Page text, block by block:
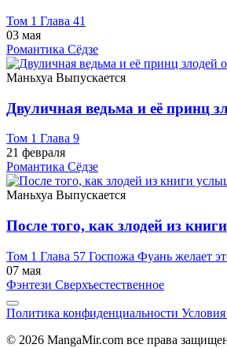
Том 1 Глава 41
03 мая
Романтика Сёдзе
Маньхуа Выпускается
Двуличная ведьма и её принц
Том 1 Глава 9
21 февраля
Романтика Сёдзе
Маньхуа Выпускается
После того, как злодей из
Том 1 Глава 57 Госпожа Фуань желает
07 мая
Фэнтези Сверхъестественное
Политика конфиденциальности
© 2026 MangaMir.com все права